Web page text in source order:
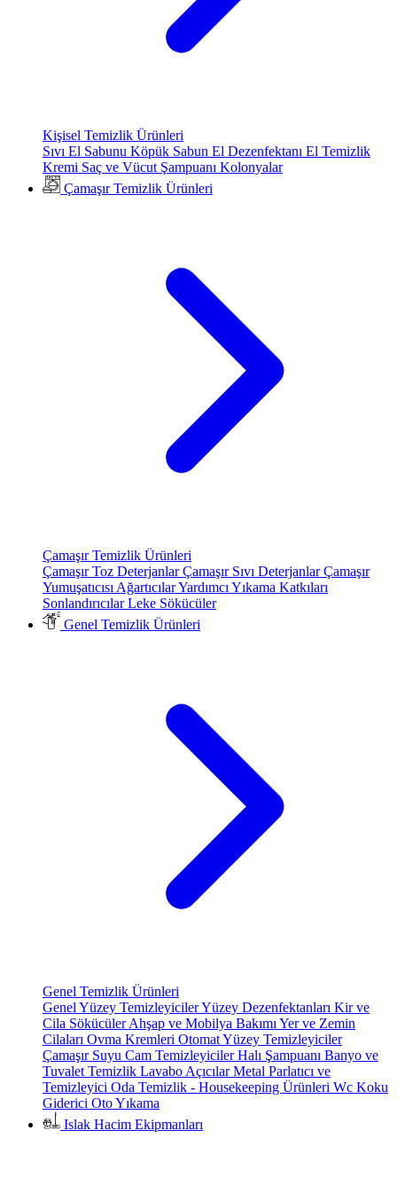
Kişisel Temizlik Ürünleri
Sıvı El Sabunu Köpük Sabun El Dezenfektanı El Temizlik
Kremi Saç ve Vücut Şampuanı Kolonyalar
Çamaşır Temizlik Ürünleri
Çamaşır Temizlik Ürünleri
Çamaşır Toz DeterjanlarÇamaşır Sıvı DeterjanlarÇamaşır
Yumuşatıcısı AğartıcılarYardımcı Yıkama Katkıları
SonlandırıcılarLeke Sökücüler
Genel Temizlik Ürünleri
Genel Temizlik Ürünleri
Genel Yüzey TemizleyicilerYüzey Dezenfektanları Kir ve
Cila SökücülerAhşap ve Mobilya Bakımı Yer ve Zemin
Cilaları Ovma Kremleri Otomat Yüzey Temizleyiciler
Çamaşır Suyu Cam TemizleyicilerHalı Şampuanı Banyo ve
Tuvalet Temizlik Lavabo AçıcılarMetal Parlatıcı ve
Temizleyici Oda Temizlik - Housekeeping Ürünleri Wc Koku
Giderici Oto Yıkama
Islak Hacim Ekipmanları